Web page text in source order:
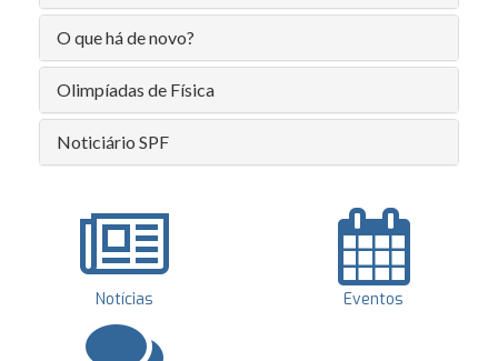
O que há de novo?
Olimpíadas de Física
Noticiário SPF
Notícias Eventos